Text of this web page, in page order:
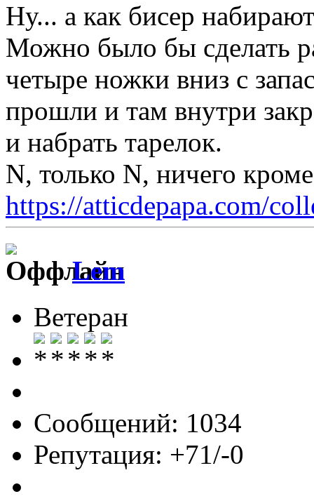
Ну... а как бисер
Можно было бы сделать
четыре ножки вниз с
прошли и там внутри
и набрать тарелок.
N, только N, ничего
https://atticdepapa.com/
Lem
Ветеран
Сообщений: 1034
Репутация: +71/-0